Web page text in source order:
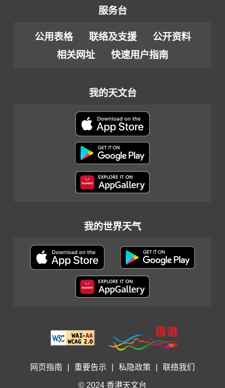
服务台
公用表格 联络及支援
公开资料
相关网址
快速用户指南
我的天文台
我的世界天气
网页指南 重要告示 私隐政策 联络我们
© 2024 香港天文台